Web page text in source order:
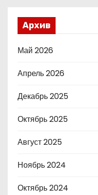
Архив
Май 2026
Апрель 2026
Декабрь 2025
Октябрь 2025
Август 2025
Ноябрь 2024
Октябрь 2024